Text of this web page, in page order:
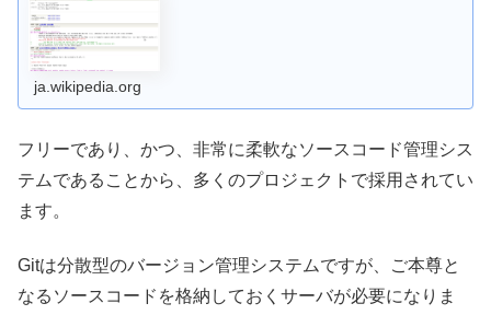
ja.wikipedia.org
フリーであり、かつ、非常に柔軟なソースコード管理シス
テムであることから、多くのプロジェクトで採用されてい
ます。
Gitは分散型のバージョン管理システムですが、ご本尊と
なるソースコードを格納しておくサーバが必要になりま